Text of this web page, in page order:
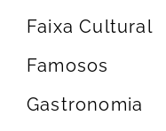
Faixa Cultural
Famosos
Gastronomia